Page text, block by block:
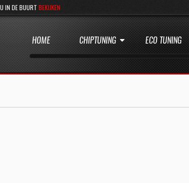
IN DE BUURT BEKIJKEN
HOME CHIPTUNING ECO TUNING